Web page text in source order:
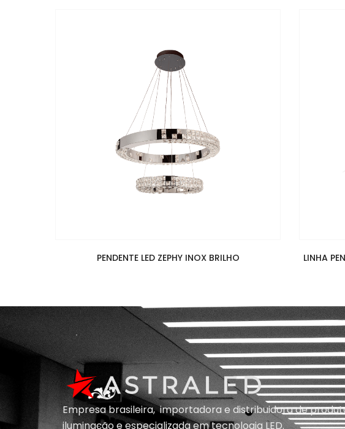
PENDENTE LED ZEPHY INOX BRILHO LINHA
Empresa brasileira, importadora e distribuidora de
iluminação eespecializada emtecnologia LED.